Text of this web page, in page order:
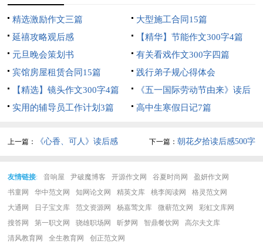
精选激励作文三篇
大型施工合同15篇
延禧攻略观后感
【精华】节能作文300字4篇
元旦晚会策划书
有关看戏作文300字四篇
宾馆房屋租赁合同15篇
践行弟子规心得体会
【精选】镜头作文300字4篇
《五一国际劳动节由来》读后
感
实用的辅导员工作计划3篇 高中生寒假日记7篇
上一篇： 《心香、可人》读后感 下一篇： 朝花夕拾读后感500字
友情链接: 音响屋 尹破魔博客 开源作文网 谷夏时尚网
盈妍作文网
书童网
华中范文网 知网论文网 精英文库 桃李阅读网
格灵范文网
大通网
日子宝文库 范文资源网 杨嘉莺文库 微蕲范文网
彩虹文库网
搜答网
第一职文网 骁雄职场网 昕梦网 智鼎餐饮网
高尔夫文库
清风教育网
全生教育网 创正范文网